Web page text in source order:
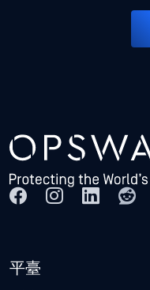
平臺